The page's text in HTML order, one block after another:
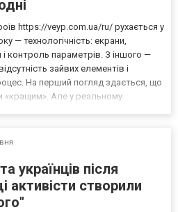
https://veyp.com.ua/ru/ рухається у
— технологічність: екрани,
контроль параметрів. З іншого —
зайвих елементів і
На перший погляд здається, що
«кращим». Але у реальному
українців після
активісти створили